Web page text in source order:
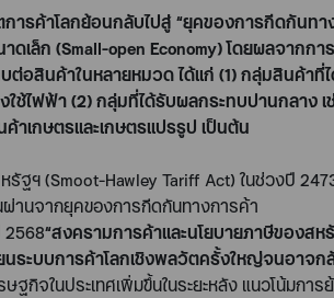
การค้าโลกย้อนกลับไปสู่“ยุคของการกีดกันทา
ดเล็ก (Small-open Economy)โดยผลจากกา
ต่อสินค้าในหลายหมวด ได้แก่ (1)กลุ่มสินค้าที่
ใช้ไฟฟ้า(2)กลุ่มที่ได้รับผลกระทบปานกลาง เ
าเกษตรและเกษตรแปรรูป เป็นต้น
รัฐฯ (Smoot-Hawley Tariff Act) ในช่วงปี
ผ่านจากยุคของการกีดกันทางการค้า
2568“สงครามการค้าและนโยบายภาษีของสห
นระบบการค้าโลกเชิงพลวัตครั้งใหญ่จนอาจก
กิจในประเทศเพิ่มขึ้นในระยะหลัง แนวโน้มการ